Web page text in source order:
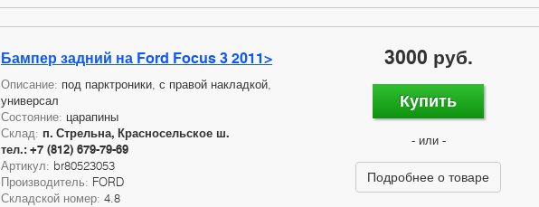
Бампер задний на Ford Focus 3 2011>
Описание: под парктроники, с правой накладкой,
универсал
Состояние: царапины
Склад: п. Стрельна, Красносельское ш.
тел.: +7 (812) 679-79-69
Артикул: br80523053
Производитель: FORD
Складской номер: 4.8
3000 руб.
Купить
- или -
Подробнее о товаре